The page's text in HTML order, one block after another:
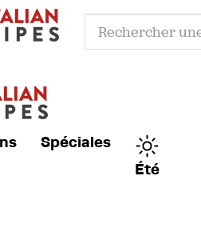
Spéciales
Été